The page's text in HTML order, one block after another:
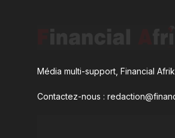
Média multi-support, Financial
Contactez-nous :